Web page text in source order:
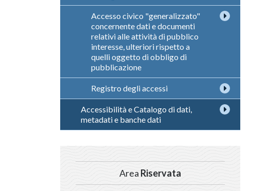
Accesso civico "generalizzato"
concernente dati e documenti
relativi alle attività di pubblico
interesse, ulteriori rispetto a
quelli oggetto di obbligo di
pubblicazione
Registro degli accessi
Accessibilità e Catalogo di dati,
metadati e banche dati
Area Riservata